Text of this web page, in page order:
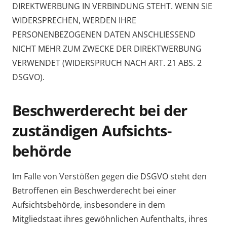
DIREKTWERBUNG IN VERBINDUNG STEHT. WENN SIE
WIDERSPRECHEN, WERDEN IHRE
PERSONENBEZOGENEN DATEN ANSCHLIESSEND
NICHT MEHR ZUM ZWECKE DER DIREKTWERBUNG
VERWENDET (WIDERSPRUCH NACH ART. 21 ABS. 2
DSGVO).
Beschwerde­recht bei der
zuständigen Aufsichts­
behörde
Im Falle von Verstößen gegen die DSGVO steht den
Betroffenen ein Beschwerderecht bei einer
Aufsichtsbehörde, insbesondere in dem
Mitgliedstaat ihres gewöhnlichen Aufenthalts, ihres